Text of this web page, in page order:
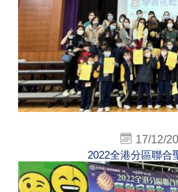
17/12/
2022全港分區聯合